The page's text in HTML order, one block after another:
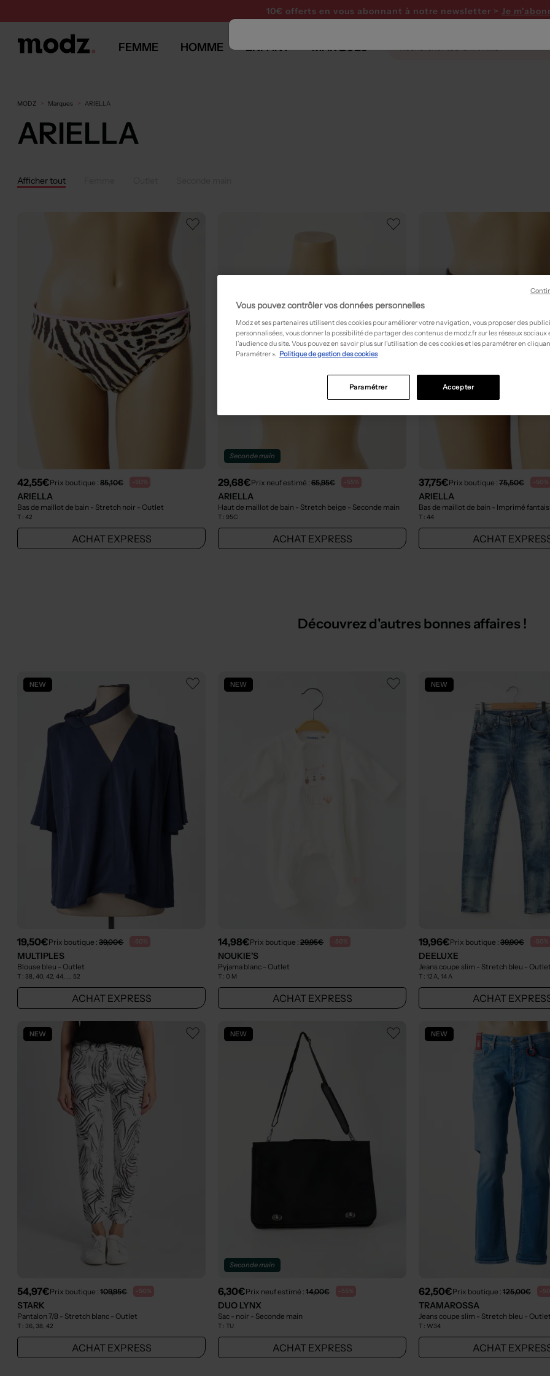
10€ offerts en vous abonnant à notre newsletter > Je
FEMME HOMME ENFANT MARQUES
MODZ Marques ARIELLA
ARIELLA
Afficher tout
42,55€Prix boutique :85,10€ -50%
ARIELLA
Bas de maillot de bain - Stretch noir - Outlet
T :42
ACHAT EXPRESS
Seconde main
29,68€Prix neuf estimé :65,95€ -55%
ARIELLA
Haut de maillot de bain - Stretch beige - Seconde main
T :95C
ACHAT EXPRESS
37,75€Prix boutique : 75,50€ -50%
ARIELLA
Bas de maillot de bain - Imprimé
T : 44
ACHAT
Découvrez d'autres bonnes affaires !
NEW
19,50€Prix boutique :39,00€ -50%
MULTIPLES
Blouse bleu - Outlet
T :38, 40, 42, 44, ... 52
ACHAT EXPRESS
NEW
14,98€Prix boutique :29,95€ -50%
NOUKIE'S
Pyjama blanc - Outlet
T :0 M
ACHAT EXPRESS
NEW
19,96€Prix boutique : 39,90€ -50%
DEELUXE
Jeans coupe slim - Stretch bleu -
T : 12 A, 14 A
ACHAT
NEW
54,97€Prix boutique :109,95€ -50%
STARK
Pantalon 7/8 - Stretch blanc - Outlet
T :36, 38, 42
ACHAT EXPRESS
NEW
Seconde main
6,30€Prix neuf estimé :14,00€ -55%
DUO LYNX
Sac - noir - Seconde main
T : TU
ACHAT EXPRESS
NEW
62,50€Prix boutique : 125,00€ -
TRAMAROSSA
Jeans coupe slim - Stretch bleu -
T : W34
ACHAT
Vous pouvez contrôler vos données personnelles
Modz et ses partenaires utilisent des cookies pour améliorer votre navigation, vous proposer des
personnalisées, vous donner la possibilité de partager des contenus de modz.fr sur les réseaux sociaux
l’audience du site. Vous pouvez en savoir plus sur l’utilisation de ces cookies et les paramétrer en
Paramétrer ». Politique de gestion des cookies
Accepter
Paramétrer